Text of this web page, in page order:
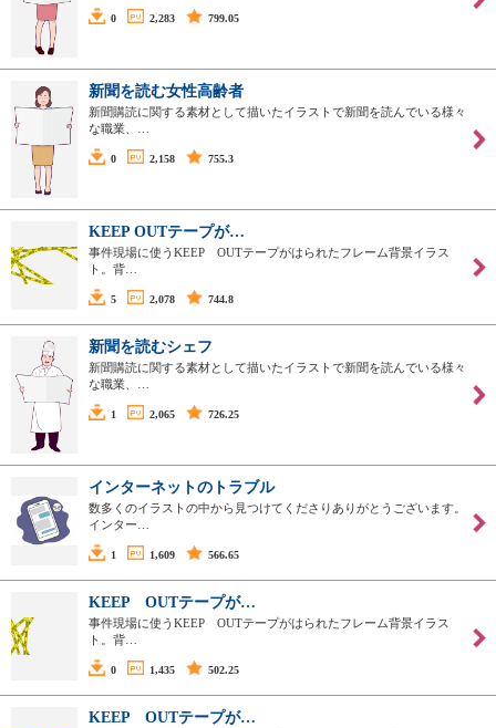
0 2,283 799.05
新聞を読む女性高齢者
新聞購読に関する素材として描いたイラストで新聞を読んでいる様々
な職業、…
0 2,158 755.3
KEEP OUTテープが…
事件現場に使うKEEP OUTテープがはられたフレーム背景イラス
ト。背…
5 2,078 744.8
新聞を読むシェフ
新聞購読に関する素材として描いたイラストで新聞を読んでいる様々
な職業、…
1 2,065 726.25
インターネットのトラブル
数多くのイラストの中から見つけてくださりありがとうございます。
インター…
1 1,609 566.65
KEEP OUTテープが…
事件現場に使うKEEP OUTテープがはられたフレーム背景イラス
ト。背…
0 1,435 502.25
KEEP OUTテープが…